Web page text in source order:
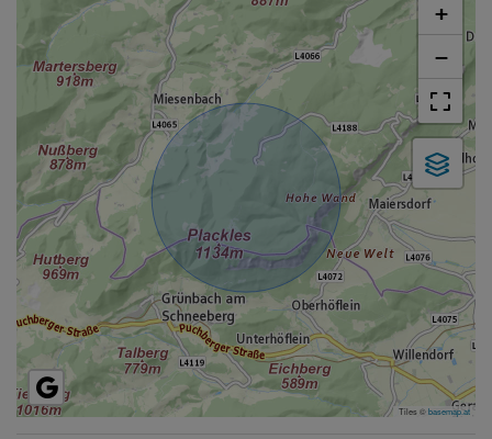
+
−
Tiles ©basemap.at